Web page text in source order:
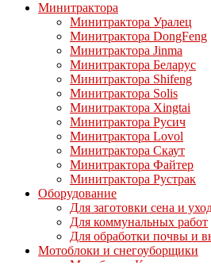
Минитрактора
Минитрактора Уралец
Минитрактора DongFeng
Минитрактора Jinma
Минитрактора Беларус
Минитрактора Shifeng
Минитрактора Solis
Минитрактора Xingtai
Минитрактора Русич
Минитрактора Lovol
Минитрактора Скаут
Минитрактора Файтер
Минитрактора Рустрак
Оборудование
Для заготовки сена и
Для коммунальных работ
Для обработки почвы и
Мотоблоки и снегоуборщики
Мотоблоки Кентавр